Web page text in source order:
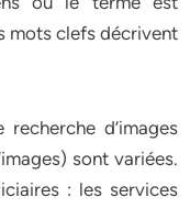
mots clefs décrivent
d’images
sont variées.
: les services